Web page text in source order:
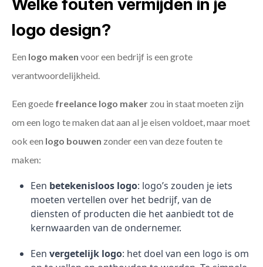
Welke fouten vermijden in je
logo design?
Een logo maken voor een bedrijf is een grote
verantwoordelijkheid.
Een goede freelance logo maker zou in staat moeten zijn
om een logo te maken dat aan al je eisen voldoet, maar moet
ook een logo bouwen zonder een van deze fouten te
maken:
Een betekenisloos logo: logo’s zouden je iets
moeten vertellen over het bedrijf, van de
diensten of producten die het aanbiedt tot de
kernwaarden van de ondernemer.
Een vergetelijk logo: het doel van een logo is om